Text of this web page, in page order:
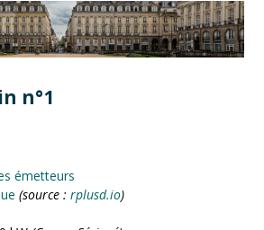
n°1
émetteurs
(source :rplusd.io)